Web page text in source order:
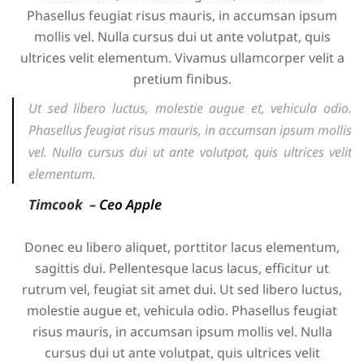
Phasellus feugiat risus mauris, in accumsan ipsum
mollis vel. Nulla cursus dui ut ante volutpat, quis
ultrices velit elementum. Vivamus ullamcorper velit a
pretium finibus.
Ut sed libero luctus, molestie augue et, vehicula odio.
Phasellus feugiat risus mauris, in accumsan ipsum mollis
vel. Nulla cursus dui ut ante volutpat, quis ultrices velit
elementum.
Timcook – Ceo Apple
Donec eu libero aliquet, porttitor lacus elementum,
sagittis dui. Pellentesque lacus lacus, efficitur ut
rutrum vel, feugiat sit amet dui. Ut sed libero luctus,
molestie augue et, vehicula odio. Phasellus feugiat
risus mauris, in accumsan ipsum mollis vel. Nulla
cursus dui ut ante volutpat, quis ultrices velit